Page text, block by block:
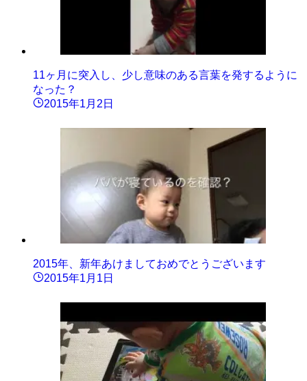
11ヶ月に突入し、少し意味のある言葉を発するように
なった？
2015年1月2日
2015年、新年あけましておめでとうございます
2015年1月1日